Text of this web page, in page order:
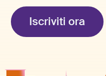
Iscriviti ora